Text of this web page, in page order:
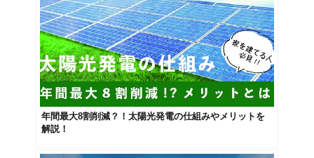
年間最大8割削減？！太陽光発電の仕組みやメリットを
解説！